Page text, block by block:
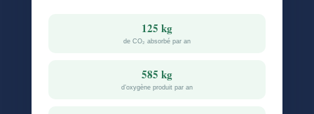
125 kg
de CO₂ absorbé par an
585 kg
d’oxygène produit par an